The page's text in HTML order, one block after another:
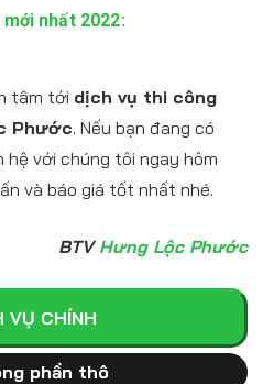
nhất 2022:
tâm tới dịch vụ thi công
Phước. Nếu bạn đang có
hệ với chúng tôi ngay hôm
và báo giá tốt nhất nhé.
BTV Hưng Lộc Phước
VỤ CHÍNH
phần thô